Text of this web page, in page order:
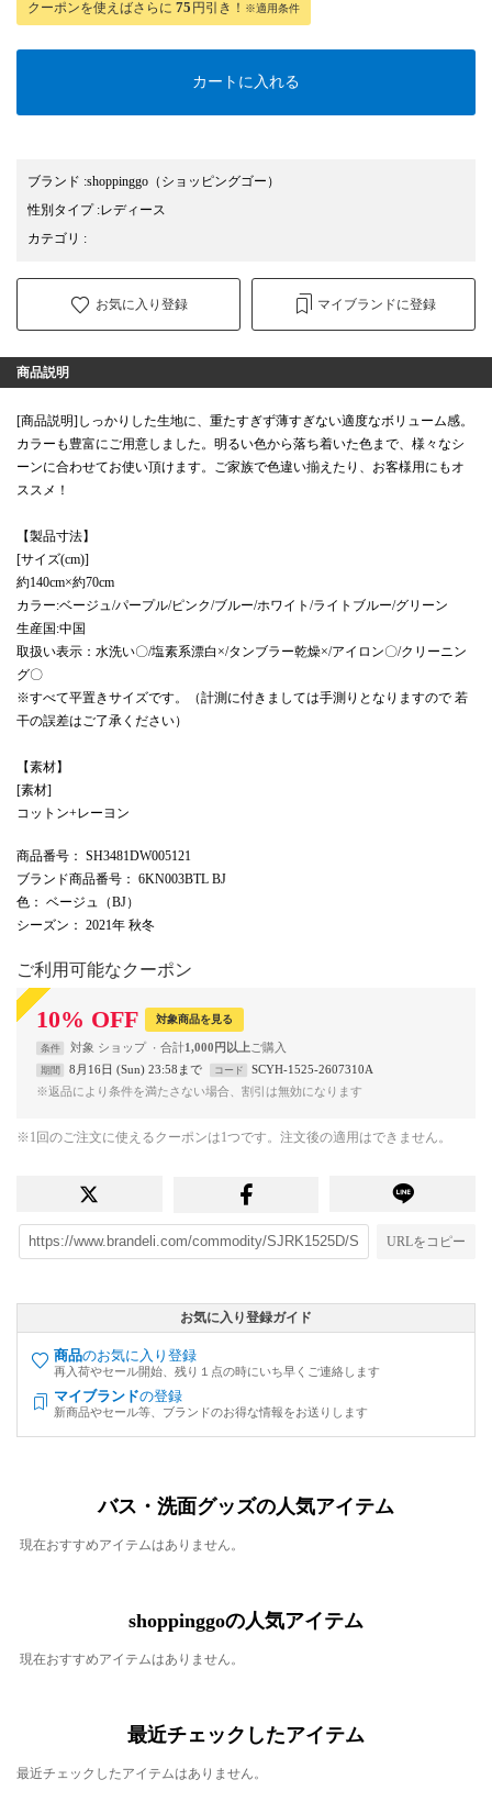
クーポンを使えばさらに 75 円引き！ ※適用条件
カートに入れる
ブランド :shoppinggo （ショッピングゴー）
性別タイプ:レディース
カテゴリ :
お気に入り登録 マイブランドに登録
商品説明
[商品説明]しっかりした生地に、重たすぎず薄すぎない適度なボリューム感。
カラーも豊富にご用意しました。明るい色から落ち着いた色まで、様々なシ
ーンに合わせてお使い頂けます。ご家族で色違い揃えたり、お客様用にもオ
ススメ！
【製品寸法】
[サイズ(cm)]
約140cm×約70cm
カラー:ベージュ/パープル/ピンク/ブルー/ホワイト/ライトブルー/グリーン
生産国:中国
取扱い表示：水洗い〇/塩素系漂白×/タンブラー乾燥×/アイロン〇/クリーニン
グ〇
※すべて平置きサイズです。（計測に付きましては手測りとなりますので 若
干の誤差はご了承ください）
【素材】
[素材]
コットン+レーヨン
商品番号 ： SH3481DW005121
ブランド商品番号 ： 6KN003BTL BJ
色 ： ベージュ（BJ）
シーズン ： 2021年 秋冬
ご利用可能なクーポン
10% OFF 対象商品を見る
条件 対象 ショップ 合計1,000円以上
期間 8月16日 (Sun) 23:58まで コード
SCYH-1525-2607310A
※返品により条件を満たさない場合、割引は無効になります
※1回のご注文に使えるクーポンは1つです。注文後の適用はできません。
URLをコピー
お気に入り登録ガイド
商品のお気に入り登録
再入荷やセール開始、残り１点の時にいち早くご連絡します
マイブランドの登録
新商品やセール等、ブランドのお得な情報をお送りします
バス・洗面グッズの人気アイテム
現在おすすめアイテムはありません。
shoppinggoの人気アイテム
現在おすすめアイテムはありません。
最近チェックしたアイテム
最近チェックしたアイテムはありません。